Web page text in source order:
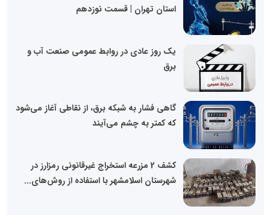
استان تهران | قسمت نوزدهم
یک روز عادی در روابط عمومی صنعت آب و
برق
گاهی فشار به شبکه برق، از نقاطی آغاز می‌شود
که کمتر به چشم می‌آیند
کشف 2 مزرعه استخراج غیرقانونی رمزارز در
شهرستان اسلامشهر با استفاده از روش‌های...